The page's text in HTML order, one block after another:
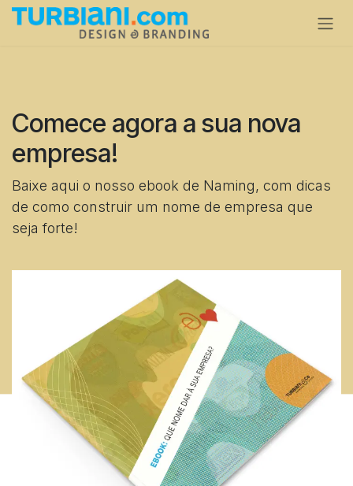
Skip to Content
Comece agora a sua nova
empresa!
Baixe aqui o nosso ebook de Naming, com dicas
de como construir um nome de empresa que
seja forte!